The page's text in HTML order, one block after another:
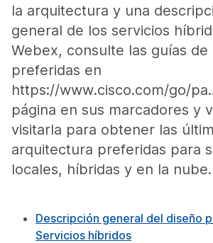
la arquitectura y una
general de los servicios
Webex, consulte las guías
preferidas en
https://www.cisco.com/go/
página en sus marcadores y
visitarla para obtener las
arquitectura preferidas para
locales, híbridas y en la nube.
Descripción general del diseño
Servicios híbridos